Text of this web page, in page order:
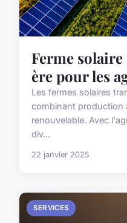
Ferme
ère pour les
Les fermes solaires
combinant production
renouvelable. Avec
div...
22 janvier 2025
SERVICES